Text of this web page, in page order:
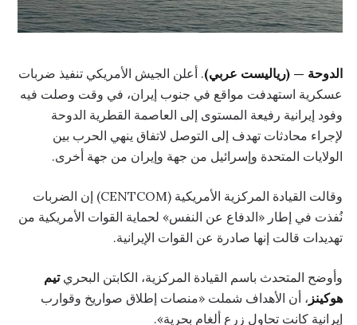
الدوحة — (رياليست عربي). أعلن الجيش الأمريكي تنفيذ ضربات
عسكرية استهدفت مواقع في جنوب إيران، في وقت وصلت فيه
وفود إيرانية رفيعة المستوى إلى العاصمة القطرية الدوحة
لإجراء محادثات تهدف إلى التوصل لاتفاق ينهي الحرب بين
الولايات المتحدة وإسرائيل من جهة وإيران من جهة أخرى.
وقالت القيادة المركزية الأمريكية (CENTCOM) إن الضربات
نُفذت في إطار «الدفاع عن النفس» لحماية القوات الأمريكية من
تهديدات قالت إنها صادرة عن القوات الإيرانية.
وأوضح المتحدث باسم القيادة المركزية، الكابتن البحريتيم
هوكينز ، أن الأهداف شملت «منصات إطلاق صواريخ وقوارب
إيرانية كانت تحاول زرع ألغام بحرية».